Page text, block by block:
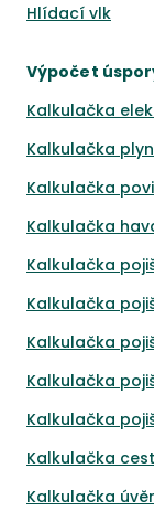
Hlídací vlk
Výpočet
Kalkulačka
Kalkulačka
Kalkulačka
Kalkulačka
Kalkulačka
Kalkulačka
Kalkulačka
Kalkulačka
Kalkulačka
Kalkulačka
Kalkulačka